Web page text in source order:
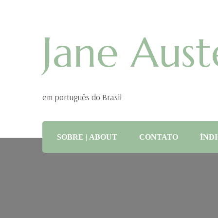
Jane
em português do Brasil
SOBRE | ABOUT CONTATO